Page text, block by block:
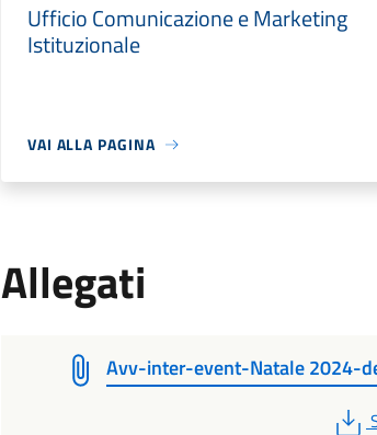
Ufficio Comunicazione e Marketing
Istituzionale
VAI ALLA PAGINA
Allegati
Avv-inter-event-Natale 2024-